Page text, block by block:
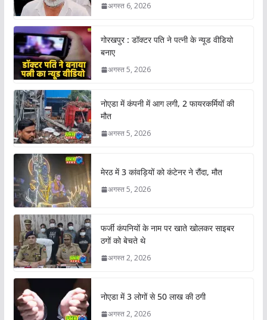
अगस्त 6, 2026
गोरखपुर : डॉक्टर पति ने पत्नी के न्यूड वीडियो
बनाए
अगस्त 5, 2026
नोएडा में कंपनी में आग लगी, 2 फायरकर्मियों की
मौत
अगस्त 5, 2026
मेरठ में 3 कांवड़ियों को कंटेनर ने रौंदा, मौत
अगस्त 5, 2026
फर्जी कंपनियों के नाम पर खाते खोलकर साइबर
ठगों को बेचते थे
अगस्त 2, 2026
नोएडा में 3 लोगों से 50 लाख की ठगी
अगस्त 2, 2026